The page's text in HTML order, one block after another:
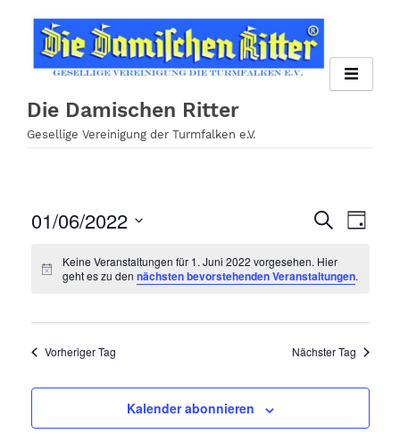
Inhalt
springen
Die Damischen Ritter
Gesellige Vereinigung der Turmfalken e.V.
Suche
und
Suche
Tag
01/06/2022
wählen.Keine Veranstaltungen für 1. Juni 2022 vorgesehen. Hier
geht es zu den nächsten bevorstehenden Veranstaltungen.
Vorheriger Tag Nächster Tag
Kalender abonnieren